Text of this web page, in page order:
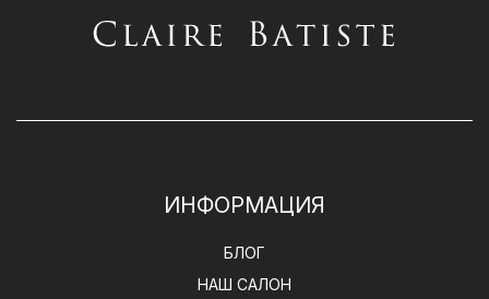
ИНФОРМАЦИЯ
БЛОГ
НАШ САЛОН